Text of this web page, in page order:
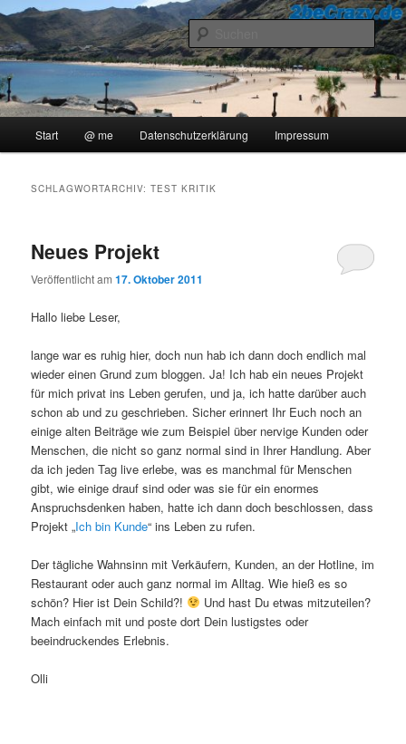
Zum
primären
Inhalt
springen
Zum
sekundären
Inhalt
springen2beCrazy
..::Ollis Blog::..
Start @ me Datenschutzerklärung Impressum
SCHLAGWORTARCHIV:TEST KRITIK
Neues Projekt
Veröffentlicht am17. Oktober 2011
Hallo liebe Leser,
lange war es ruhig hier, doch nun hab ich dann doch endlich mal
wieder einen Grund zum bloggen. Ja! Ich hab ein neues Projekt
für mich privat ins Leben gerufen, und ja, ich hatte darüber auch
schon ab und zu geschrieben. Sicher erinnert Ihr Euch noch an
einige alten Beiträge wie zum Beispiel über nervige Kunden oder
Menschen, die nicht so ganz normal sind in Ihrer Handlung. Aber
da ich jeden Tag live erlebe, was es manchmal für Menschen
gibt, wie einige drauf sind oder was sie für ein enormes
Anspruchsdenken haben, hatte ich dann doch beschlossen, dass
Projekt „Ich bin Kunde“ ins Leben zu rufen.
Der tägliche Wahnsinn mit Verkäufern, Kunden, an der Hotline, im
Restaurant oder auch ganz normal im Alltag. Wie hieß es so
schön? Hier ist Dein Schild?!
Und hast Du etwas mitzuteilen?
Mach einfach mit und poste dort Dein lustigstes oder
beeindruckendes Erlebnis.
Olli